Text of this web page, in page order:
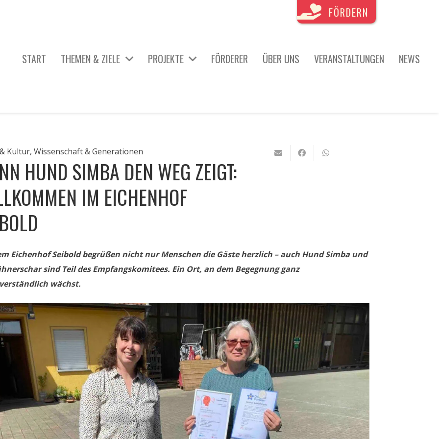
START THEMEN & ZIELE PROJEKTE FÖRDERER ÜBER UNS VERANSTALTUNGEN NEWS
FÖRDERN
Kultur, Wissenschaft & Generationen
HUND SIMBA DEN WEG ZEIGT:
IM EICHENHOF
Eichenhof Seibold begrüßen nicht nur Menschen die Gäste herzlich – auch Hund Simba und
sind Teil des Empfangskomitees. Ein Ort, an dem Begegnung ganz
wächst.